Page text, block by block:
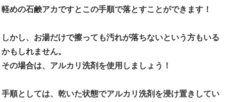
軽めの石鹸アカですとこの手順で落とすことができます！
しかし、お湯だけで擦っても汚れが落ちないという方もいる
かもしれません。
その場合は、アルカリ洗剤を使用しましょう！
手順としては、乾いた状態でアルカリ洗剤を浸け置きしてい